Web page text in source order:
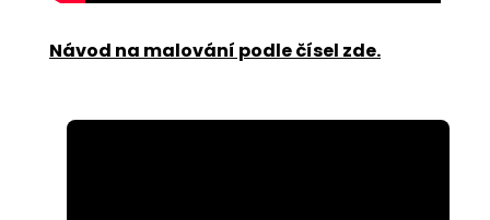
Návod na malování podle čísel zde.